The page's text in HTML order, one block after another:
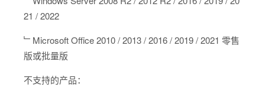
21 / 2022
﹂Microsoft Office 2010 / 2013 / 2016 / 2019 / 2021 零售
版或批量版
不支持的产品：